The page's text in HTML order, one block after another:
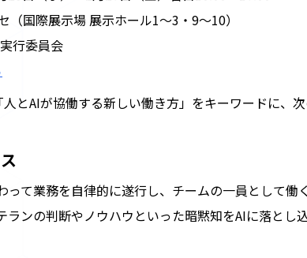
（国際展示場 展示ホール1〜3・9〜10）
行委員会
とAIが協働する新しい働き方」をキーワードに、
って業務を自律的に遂行し、チームの一員として働
ランの判断やノウハウといった暗黙知をAIに落とし